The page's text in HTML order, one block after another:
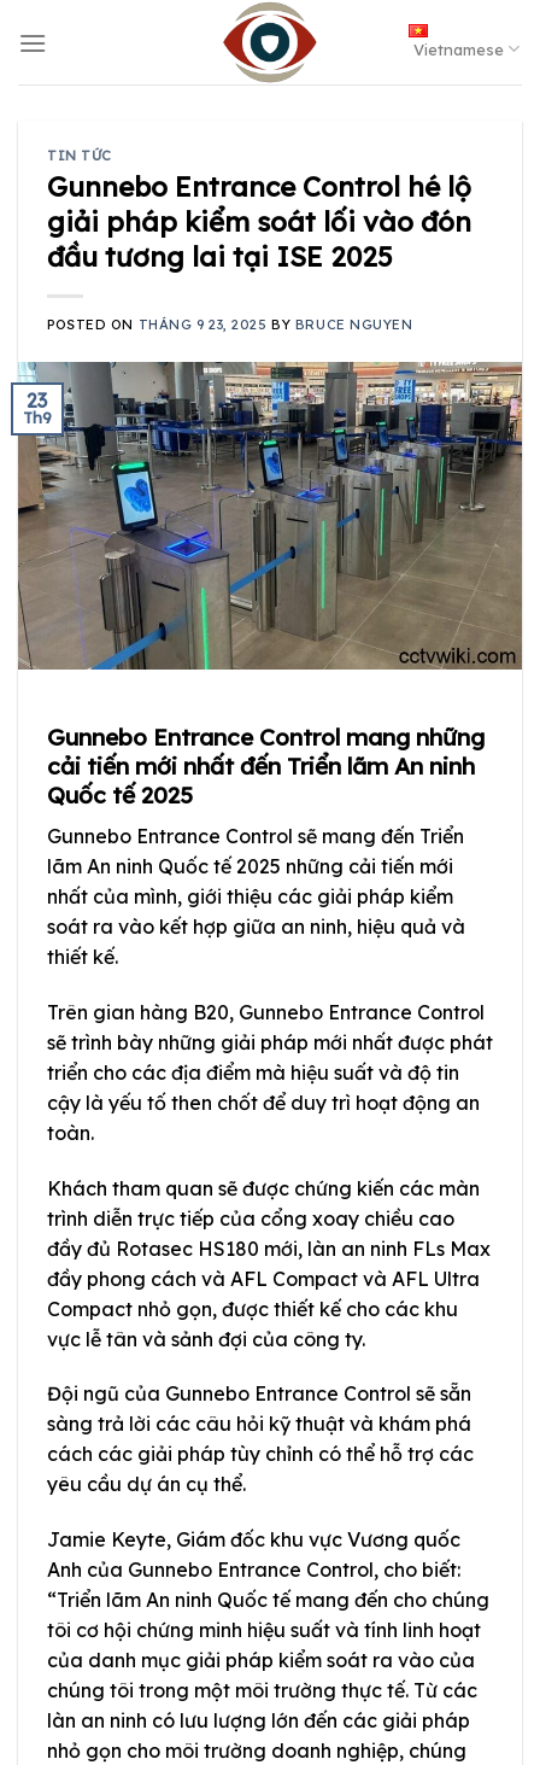
Vietnamese
TIN TỨC
Gunnebo Entrance Control hé lộ
giải pháp kiểm soát lối vào đón
đầu tương lai tại ISE 2025
POSTED ON THÁNG 9 23, 2025 BY BRUCE NGUYEN
23
Th9
Gunnebo Entrance Control mang những
cải tiến mới nhất đến Triển lãm An ninh
Quốc tế 2025
Gunnebo Entrance Control sẽ mang đến Triển
lãm An ninh Quốc tế 2025 những cải tiến mới
nhất của mình, giới thiệu các giải pháp kiểm
soát ra vào kết hợp giữa an ninh, hiệu quả và
thiết kế.
Trên gian hàng B20, Gunnebo Entrance Control
sẽ trình bày những giải pháp mới nhất được phát
triển cho các địa điểm mà hiệu suất và độ tin
cậy là yếu tố then chốt để duy trì hoạt động an
toàn.
Khách tham quan sẽ được chứng kiến các màn
trình diễn trực tiếp của cổng xoay chiều cao
đầy đủ Rotasec HS180 mới, làn an ninh FLs Max
đầy phong cách và AFL Compact và AFL Ultra
Compact nhỏ gọn, được thiết kế cho các khu
vực lễ tân và sảnh đợi của công ty.
Đội ngũ của Gunnebo Entrance Control sẽ sẵn
sàng trả lời các câu hỏi kỹ thuật và khám phá
cách các giải pháp tùy chỉnh có thể hỗ trợ các
yêu cầu dự án cụ thể.
Jamie Keyte, Giám đốc khu vực Vương quốc
Anh của Gunnebo Entrance Control, cho biết:
“Triển lãm An ninh Quốc tế mang đến cho chúng
tôi cơ hội chứng minh hiệu suất và tính linh hoạt
của danh mục giải pháp kiểm soát ra vào của
chúng tôi trong một môi trường thực tế. Từ các
làn an ninh có lưu lượng lớn đến các giải pháp
nhỏ gọn cho môi trường doanh nghiệp, chúng